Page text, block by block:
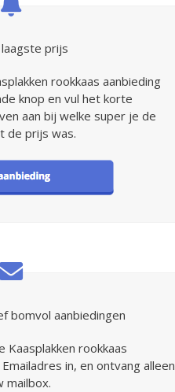
prijs
rookkaas aanbieding
knop en vul het korte
aan bij welke super je de
de prijs was.
bomvol aanbiedingen
rookkaas
in, en ontvang alleen
mailbox.